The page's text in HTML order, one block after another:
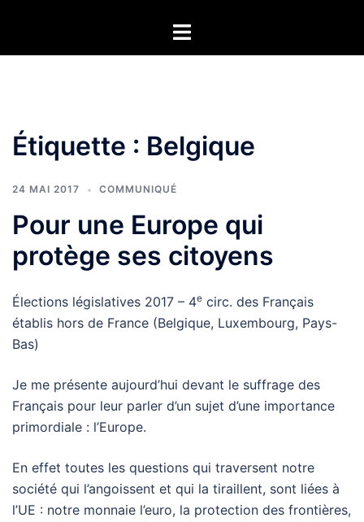
contenu
Ouvrir/fermer
Étiquette : Belgique
24 MAI 2017 COMMUNIQUÉ
Pour une Europe qui
protège ses citoyens
Élections législatives 2017 – 4e circ. des Français
établis hors de France (Belgique, Luxembourg, Pays-
Bas)
Je me présente aujourd’hui devant le suffrage des
Français pour leur parler d’un sujet d’une importance
primordiale : l’Europe.
En effet toutes les questions qui traversent notre
société qui l’angoissent et qui la tiraillent, sont liées à
l’UE : notre monnaie l’euro, la protection des frontières,